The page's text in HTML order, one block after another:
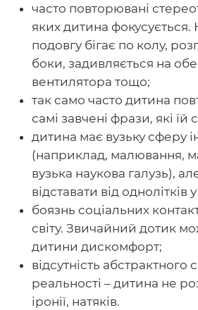
часто повторювані
яких дитина
подовгу бігає по колу,
боки, задивляється на
вентилятора тощо;
так само часто дитина
самі завчені фрази, які їй
дитина має вузьку сферу
(наприклад, малювання,
вузька наукова галузь),
відставати від однолітків
боязнь соціальних
світу. Звичайний дотик
дитини дискомфорт;
відсутність абстрактного
реальності – дитина не
іронії, натяків.